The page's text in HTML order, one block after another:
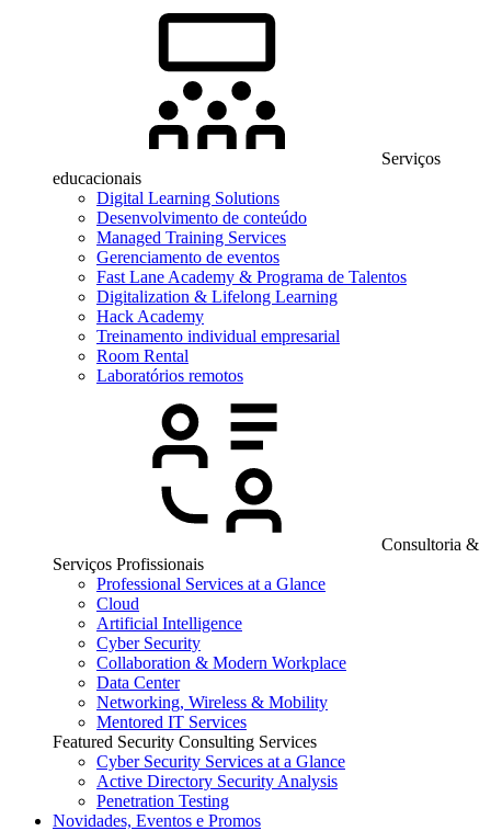
Serviços
educacionais
Digital Learning Solutions
Desenvolvimento de conteúdo
Managed Training Services
Gerenciamento de eventos
Fast Lane Academy & Programa de Talentos
Digitalization & Lifelong Learning
Hack Academy
Treinamento individual empresarial
Room Rental
Laboratórios remotos
Consultoria &
Serviços Profissionais
Professional Services at a Glance
Cloud
Artificial Intelligence
Cyber Security
Collaboration & Modern Workplace
Data Center
Networking, Wireless & Mobility
Mentored IT Services
Featured Security Consulting Services
Cyber Security Services at a Glance
Active Directory Security Analysis
Penetration Testing
Novidades, Eventos e Promos